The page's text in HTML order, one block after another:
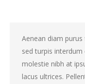
Aenean diam
sed turpis interdum
molestie nibh at
lacus ultrices.